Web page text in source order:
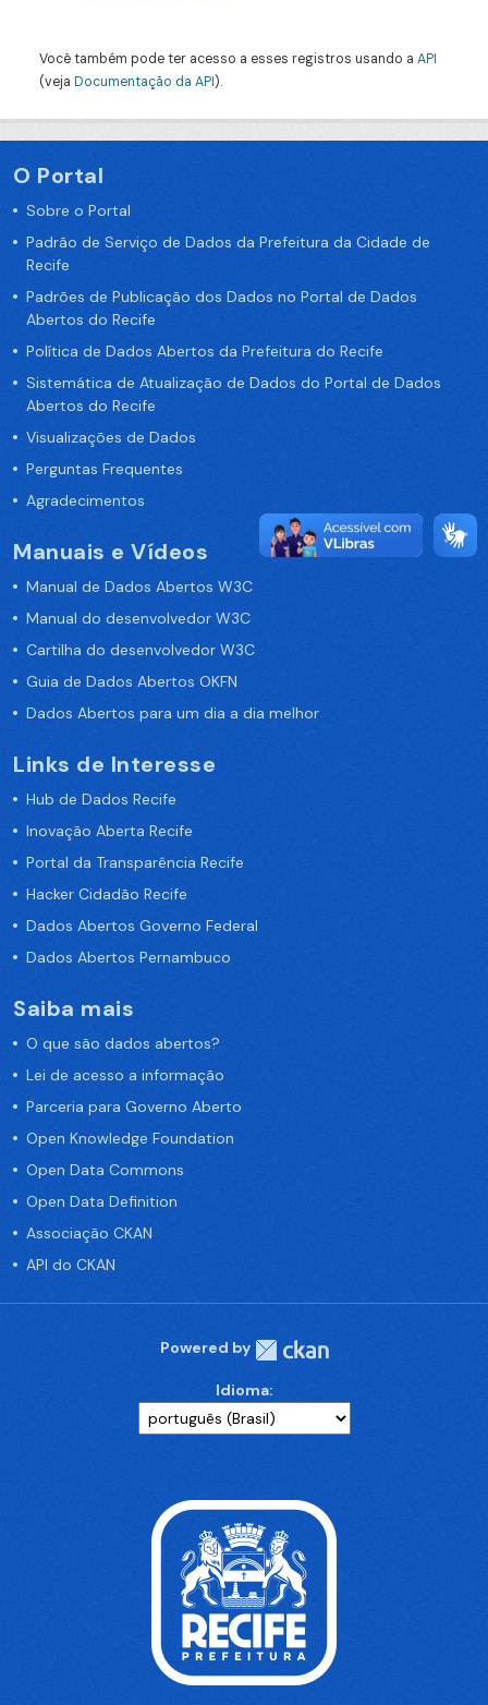
Você também pode ter acesso a esses registros usando a API
(veja Documentação da API).
O Portal
Sobre o Portal
Padrão de Serviço de Dados da Prefeitura da Cidade de
Recife
Padrões de Publicação dos Dados no Portal de Dados
Abertos do Recife
Política de Dados Abertos da Prefeitura do Recife
Sistemática de Atualização de Dados do Portal de Dados
Abertos do Recife
Visualizações de Dados
Perguntas Frequentes
Agradecimentos
Manuais e Vídeos
Manual de Dados Abertos W3C
Manual do desenvolvedor W3C
Cartilha do desenvolvedor W3C
Guia de Dados Abertos OKFN
Dados Abertos para um dia a dia melhor
Links de Interesse
Hub de Dados Recife
Inovação Aberta Recife
Portal da Transparência Recife
Hacker Cidadão Recife
Dados Abertos Governo Federal
Dados Abertos Pernambuco
Saiba mais
O que são dados abertos?
Lei de acesso a informação
Parceria para Governo Aberto
Open Knowledge Foundation
Open Data Commons
Open Data Definition
Associação CKAN
API do CKAN
Powered by
Idioma